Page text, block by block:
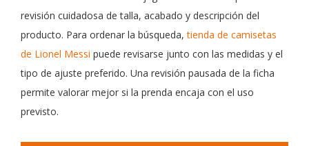
revisión cuidadosa de talla, acabado y descripción del
producto. Para ordenar la búsqueda,tienda de camisetas
de Lionel Messi puede revisarse junto con las medidas y el
tipo de ajuste preferido. Una revisión pausada de la ficha
permite valorar mejor si la prenda encaja con el uso
previsto.